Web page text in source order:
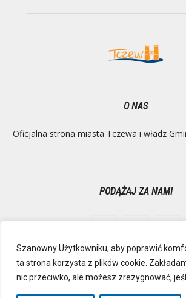
Szanowny Użytkowniku, aby poprawić
ta strona korzysta z plików cookie.
nic przeciwko, ale możesz zrezygnować,
O NAS
Oficjalna strona miasta Tczewa i władz
PODĄŻAJ ZA NAMI
Ochrona danych osobowych
Inspektor
Polityka Prywatności
Deklaracja dostępności